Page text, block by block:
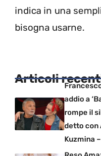
indica in una
bisogna usarne.
Articoli
addio a
rompe il
detto con
Kuzmina